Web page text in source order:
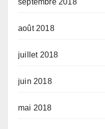
août 2018
juillet 2018
juin 2018
mai 2018